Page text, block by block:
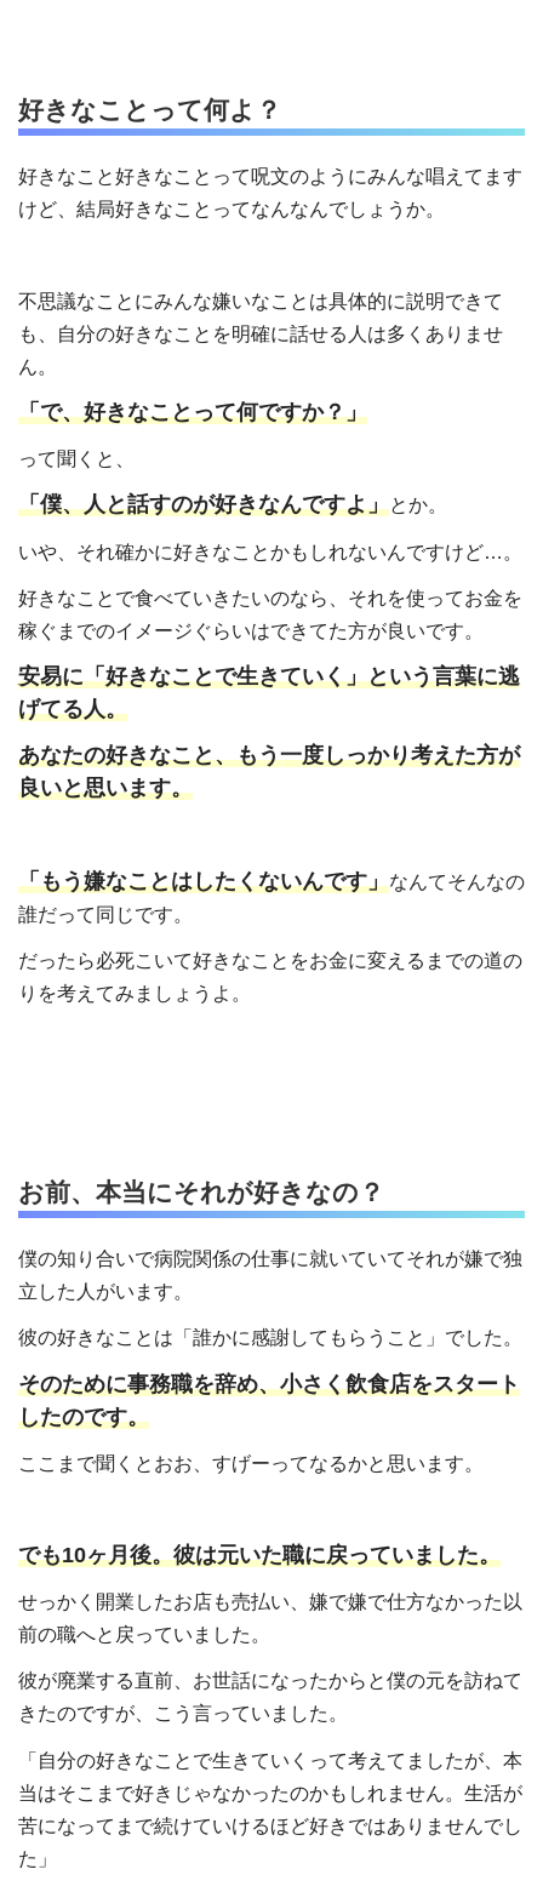
好きなことって何よ？
好きなこと好きなことって呪文のようにみんな唱えてます
けど、結局好きなことってなんなんでしょうか。
不思議なことにみんな嫌いなことは具体的に説明できて
も、自分の好きなことを明確に話せる人は多くありませ
ん。
「で、好きなことって何ですか？」
って聞くと、
「僕、人と話すのが好きなんですよ」とか。
いや、それ確かに好きなことかもしれないんですけど…。
好きなことで食べていきたいのなら、それを使ってお金を
稼ぐまでのイメージぐらいはできてた方が良いです。
安易に「好きなことで生きていく」という言葉に逃
げてる人。
あなたの好きなこと、もう一度しっかり考えた方が
良いと思います。
「もう嫌なことはしたくないんです」なんてそんなの
誰だって同じです。
だったら必死こいて好きなことをお金に変えるまでの道の
りを考えてみましょうよ。
お前、本当にそれが好きなの？
僕の知り合いで病院関係の仕事に就いていてそれが嫌で独
立した人がいます。
彼の好きなことは「誰かに感謝してもらうこと」でした。
そのために事務職を辞め、小さく飲食店をスタート
したのです。
ここまで聞くとおお、すげーってなるかと思います。
でも10ヶ月後。彼は元いた職に戻っていました。
せっかく開業したお店も売払い、嫌で嫌で仕方なかった以
前の職へと戻っていました。
彼が廃業する直前、お世話になったからと僕の元を訪ねて
きたのですが、こう言っていました。
「自分の好きなことで生きていくって考えてましたが、本
当はそこまで好きじゃなかったのかもしれません。生活が
苦になってまで続けていけるほど好きではありませんでし
た」